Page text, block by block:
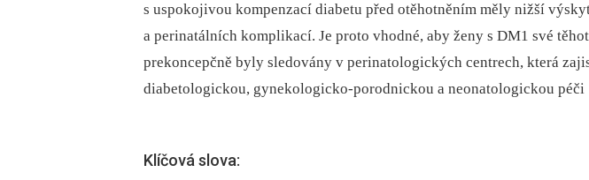
s uspokojivou kompenzací diabetu před otěhotněním měly nižší
a perinatálních komplikací. Je proto vhodné, aby ženy s DM1 své
prekoncepčně byly sledovány v perinatologických centrech, která
diabetologickou, gynekologicko-porodnickou a neonatologickou péči
Klíčová slova: